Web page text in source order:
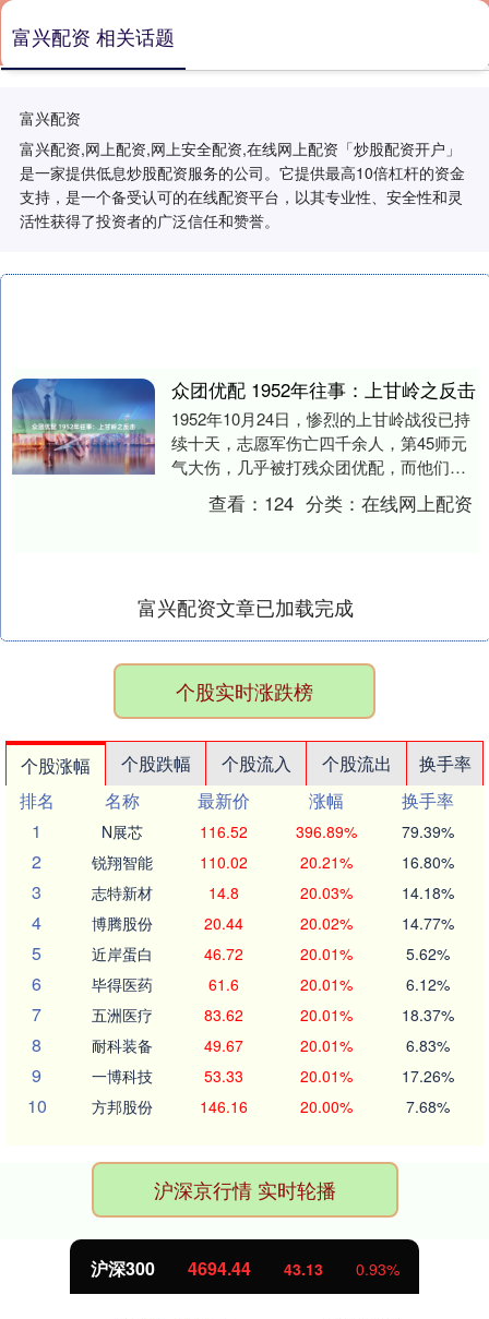
富兴配资
富兴配资,网上配资,网上安全配资,在线网上配资「炒股配资开户」
是一家提供低息炒股配资服务的公司。它提供最高10倍杠杆的资金
支持，是一个备受认可的在线配资平台，以其专业性、安全性和灵
活性获得了投资者的广泛信任和赞誉。
富兴配资 相关话题
众团优配 1952年往事：上甘岭之反击
1952年10月24日，惨烈的上甘岭战役已持
续十天，志愿军伤亡四千余人，第45师元
气大伤，几乎被打残众团优配，而他们厮
杀的战场，不过是总面积三点七平方公里
的两座....
查看： 124 分类：在线网上配资
富兴配资文章已加载完成
个股实时涨跌榜
个股涨幅 个股跌幅 个股流入 个股流出
换手率
排名
名称 最新价 涨幅
换手率
1
N展芯 116.52 396.89% 79.39%
2 锐翔智能 110.02 20.21% 16.80%
3 志特新材 14.8 20.03% 14.18%
4 博腾股份 20.44 20.02% 14.77%
5 近岸蛋白 46.72 20.01% 5.62%
6 毕得医药 61.6 20.01% 6.12%
7 五洲医疗 83.62 20.01% 18.37%
8 耐科装备 49.67 20.01% 6.83%
9 一博科技 53.33 20.01% 17.26%
10 方邦股份 146.16 20.00% 7.68%
沪深京行情 实时轮播
沪深300 4694.44 43.13 0.93%